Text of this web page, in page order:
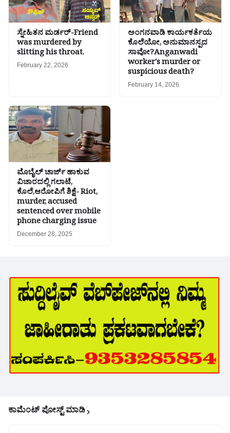
ಸ್ನೇಹಿತನ ಮರ್ಡರ್-Friend
was murdered by
slitting his throat.
February 22, 2026
ಅಂಗನವಾಡಿ ಕಾರ್ಯಕರ್ತೆಯ
ಕೊಲೆಯೋ, ಅನುಮಾನಸ್ಪದ
ಸಾವೋ?Anganwadi
worker's murder or
suspicious death?
February 14, 2026
ಮೊಬೈಲ್ ಚಾರ್ಜ್ ಹಾಕುವ
ವಿಚಾರದಲ್ಲಿ ಗಲಾಟೆ,
ಕೊಲೆ,ಆರೋಪಿಗೆ ಶಿಕ್ಷೆ- Riot,
murder, accused
sentenced over mobile
phone charging issue
December 28, 2025
ಕಾಮೆಂಟ್‌‌ ಪೋಸ್ಟ್‌ ಮಾಡಿ